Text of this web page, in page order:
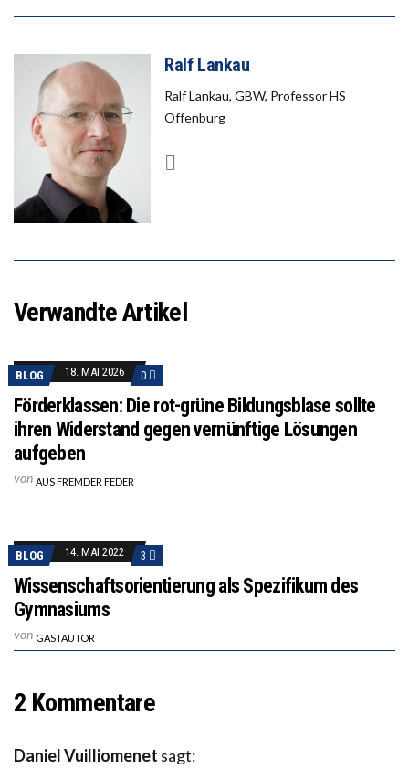
Ralf Lankau
Ralf Lankau, GBW, Professor HS
Offenburg
Verwandte Artikel
BLOG 18. MAI 2026 0
Förderklassen: Die rot-grüne Bildungsblase sollte
ihren Widerstand gegen vernünftige Lösungen
aufgeben
von AUS FREMDER FEDER
BLOG 14. MAI 2022 3
Wissenschaftsorientierung als Spezifikum des
Gymnasiums
von GASTAUTOR
2 Kommentare
Daniel Vuilliomenet sagt: